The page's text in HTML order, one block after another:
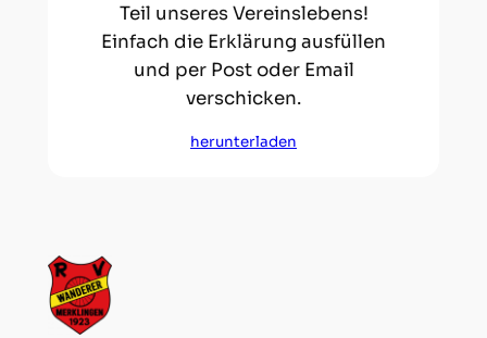
Teil unseres Vereinslebens!
Einfach die Erklärung ausfüllen
und per Post oder Email
verschicken.
herunterladen